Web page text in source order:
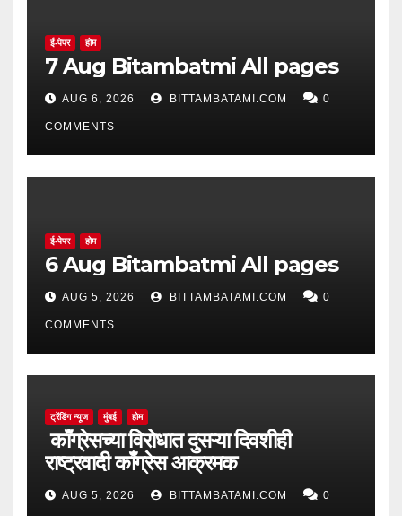
ई-पेपर होम
7 Aug Bitambatmi All pages
AUG 6, 2026 BITTAMBATAMI.COM 0
COMMENTS
ई-पेपर होम
6 Aug Bitambatmi All pages
AUG 5, 2026 BITTAMBATAMI.COM 0
COMMENTS
ट्रेंडिंग न्यूज मुंबई होम
काँग्रेसच्या विरोधात दुसऱ्या दिवशीही
राष्ट्रवादी काँग्रेस आक्रमक
AUG 5, 2026 BITTAMBATAMI.COM 0